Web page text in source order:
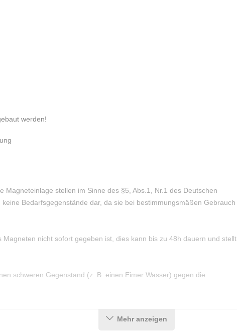
werden!
Magneteinlage stellen im Sinne des §5, Abs.1, Nr.1 des Deutschen
Bedarfsgegenstände dar, da sie bei bestimmungsmäßen Gebrauch
nicht sofort gegeben ist, dies kann bis zu 48h dauern und stellt
schweren Gegenstand (z. B. einen Eimer Wasser) gegen die
Mehr anzeigen